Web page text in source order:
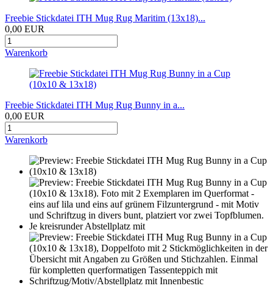
Freebie Stickdatei ITH Mug Rug Maritim (13x18)...
0,00 EUR
Warenkorb
Freebie Stickdatei ITH Mug Rug Bunny in a...
0,00 EUR
Warenkorb